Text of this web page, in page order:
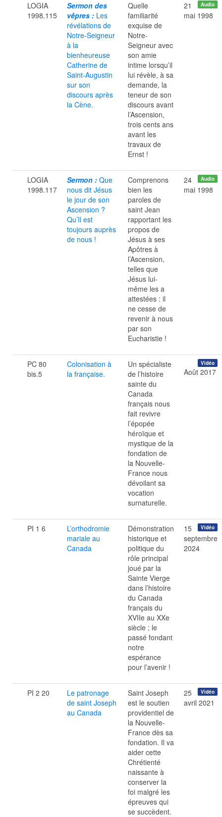
LOGIA
1998.115
Sermon des
vêpres : Les
révélations de
Notre-Seigneur
à la
bienheureuse
Catherine de
Saint-Augustin
sur son
discours après
la Cène.
Quelle
familiarité
exquise de
Notre-
Seigneur avec
son amie
intime lorsqu’il
lui révèle, à sa
demande, la
teneur de son
discours avant
l’Ascension,
trois cents ans
avant les
travaux de
Ernst !
Audio
21
mai 1998
LOGIA
1998.117
Sermon : Que
nous dit Jésus
le jour de son
Ascension ?
Qu’Il est
toujours auprès
de nous !
Comprenons
bien les
paroles de
saint Jean
rapportant les
propos de
Jésus à ses
Apôtres à
l’Ascension,
telles que
Jésus lui-
même les a
attestées : il
ne cesse de
revenir à nous
par son
Eucharistie !
Audio
24
mai 1998
PC 80
bis.5
Colonisation à
la française.
Un spécialiste
de l’histoire
sainte du
Canada
français nous
fait revivre
l’épopée
héroïque et
mystique de la
fondation de
la Nouvelle-
France nous
dévoilant sa
vocation
surnaturelle.
Vidéo
Août 2017
PI 1 6
L’orthodromie
mariale au
Canada
Démonstration
historique et
politique du
rôle principal
joué par la
Sainte Vierge
dans l’histoire
du Canada
français du
XVIIe au XXe
siècle ; le
passé fondant
notre
espérance
pour l’avenir !
Vidéo
15
septembre
2024
PI 2 20
Le patronage
de saint Joseph
au Canada
Saint Joseph
est le soutien
providentiel de
la Nouvelle-
France dès sa
fondation. Il va
aider cette
Chrétienté
naissante à
conserver la
foi malgré les
épreuves qui
se succèdent.
Vidéo
25
avril 2021